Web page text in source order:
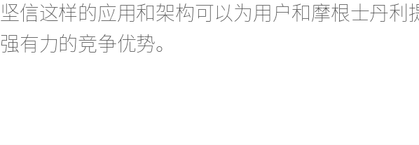
坚信这样的应用和架构可以为用户和摩根士丹利
强有力的竞争优势。